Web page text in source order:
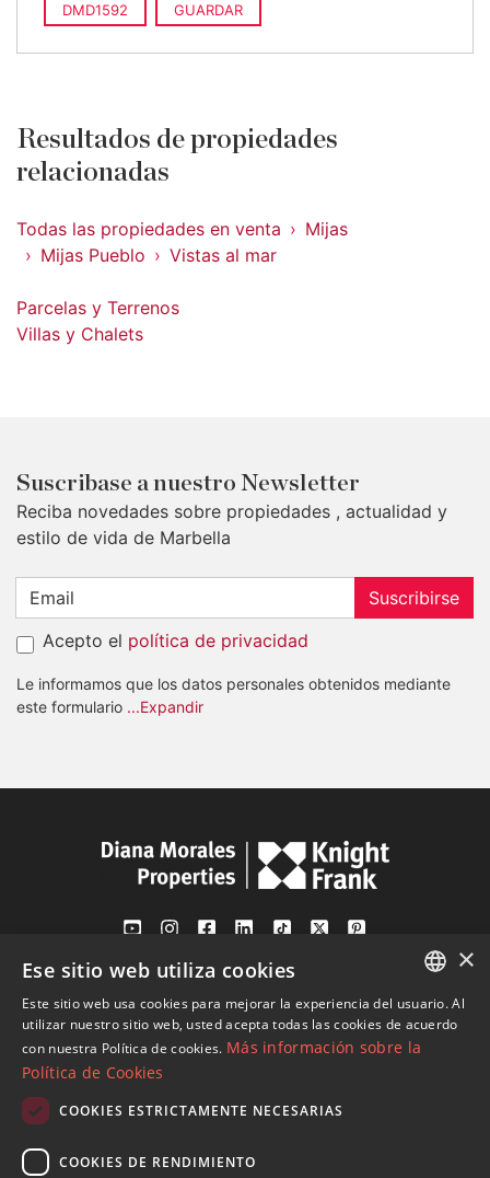
DMD1592 GUARDAR
Resultados de propiedades
relacionadas
Todas las propiedades en venta
Mijas
Mijas Pueblo
Vistas al mar
Parcelas y Terrenos
Villas y Chalets
Suscribase a nuestro Newsletter
Reciba novedades sobre propiedades , actualidad y
estilo de vida de Marbella
Suscribirse
Acepto el política de privacidad
Le informamos que los datos personales obtenidos mediante
este formulario ...Expandir
Av. Canovas del Castillo 4
1st Floor, Office 3
29601 Marbella
Ver en mapa
Tel:+34 952 765 138
ENGLISH
SPANISH
×
Ese sitio web utiliza cookies
Este sitio web usa cookies para mejorar la experiencia del usuario. Al
utilizar nuestro sitio web, usted acepta todas las cookies de acuerdo
con nuestra Política de cookies. Más información sobre la
Política de Cookies
COOKIES ESTRICTAMENTE NECESARIAS
COOKIES DE RENDIMIENTO